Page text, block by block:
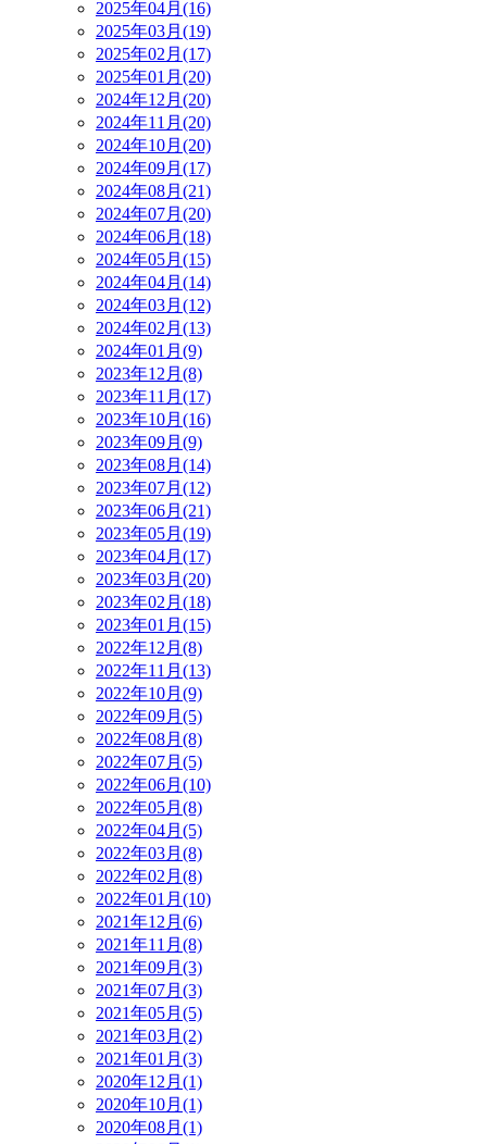
2025年04月(16)
2025年03月(19)
2025年02月(17)
2025年01月(20)
2024年12月(20)
2024年11月(20)
2024年10月(20)
2024年09月(17)
2024年08月(21)
2024年07月(20)
2024年06月(18)
2024年05月(15)
2024年04月(14)
2024年03月(12)
2024年02月(13)
2024年01月(9)
2023年12月(8)
2023年11月(17)
2023年10月(16)
2023年09月(9)
2023年08月(14)
2023年07月(12)
2023年06月(21)
2023年05月(19)
2023年04月(17)
2023年03月(20)
2023年02月(18)
2023年01月(15)
2022年12月(8)
2022年11月(13)
2022年10月(9)
2022年09月(5)
2022年08月(8)
2022年07月(5)
2022年06月(10)
2022年05月(8)
2022年04月(5)
2022年03月(8)
2022年02月(8)
2022年01月(10)
2021年12月(6)
2021年11月(8)
2021年09月(3)
2021年07月(3)
2021年05月(5)
2021年03月(2)
2021年01月(3)
2020年12月(1)
2020年10月(1)
2020年08月(1)